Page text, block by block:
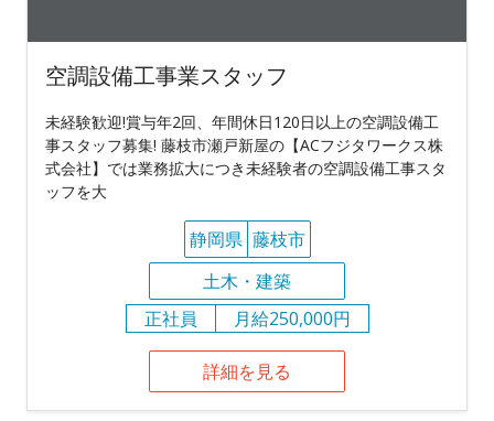
空調設備工事業スタッフ
未経験歓迎!賞与年2回、年間休日120日以上の空調設備工
事スタッフ募集! 藤枝市瀬戸新屋の【ACフジタワークス株
式会社】では業務拡大につき未経験者の空調設備工事スタ
ッフを大
静岡県 藤枝市
土木・建築
正社員
月給250,000円
詳細を見る